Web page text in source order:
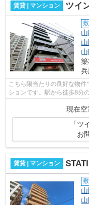
賃貸 | マンション ツイ
こちら陽当たりの良好な物
ションです。駅から徒歩8分
現在空
「ツ
お
賃貸 | マンション